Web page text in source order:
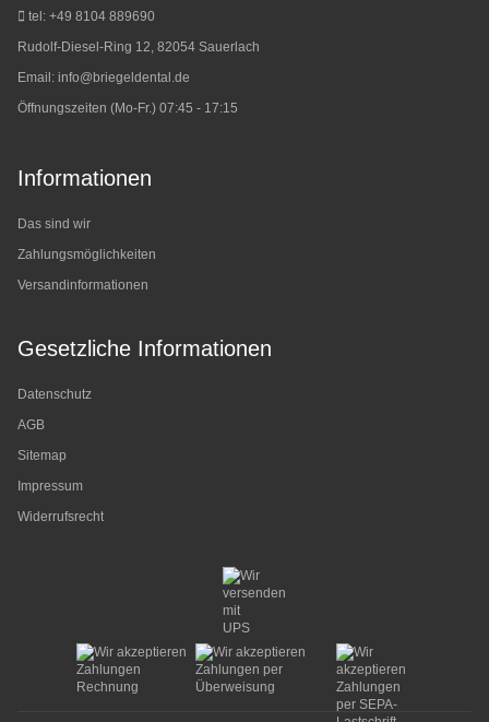
tel: +49 8104 889690
Rudolf-Diesel-Ring 12, 82054 Sauerlach
Email: info@briegeldental.de
Öffnungszeiten (Mo-Fr.) 07:45 - 17:15
Informationen
Das sind wir
Zahlungsmöglichkeiten
Versandinformationen
Gesetzliche Informationen
Datenschutz
AGB
Sitemap
Impressum
Widerrufsrecht